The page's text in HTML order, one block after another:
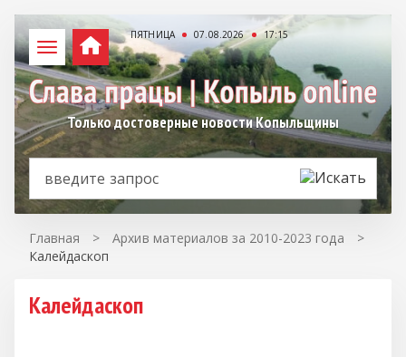
ПЯТНИЦА 07.08.2026 17:15
Только достоверные новости Копыльщины
Главная > Архив материалов за 2010-2023 года
>
Калейдаскоп
Калейдаскоп